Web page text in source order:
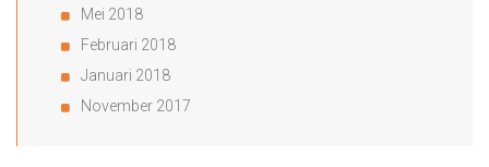
Mei 2018
Februari 2018
Januari 2018
November 2017